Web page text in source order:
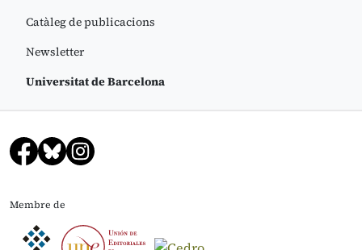
Catàleg de publicacions
Newsletter
Universitat de Barcelona
Membre de